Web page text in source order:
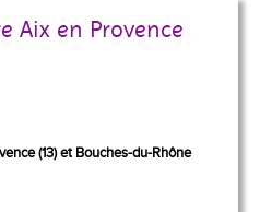
Aix en Provence
(13) et Bouches-du-Rhône